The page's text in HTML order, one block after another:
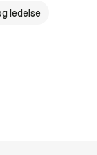
ledelse
Ad­min­is­tra­tion